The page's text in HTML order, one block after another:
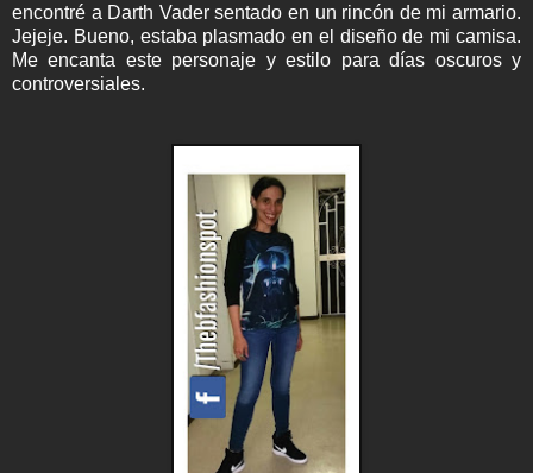
encontré a Darth Vader sentado en un rincón de mi armario.
Jejeje. Bueno, estaba plasmado en el diseño de mi camisa.
Me encanta este personaje y estilo para días oscuros y
controversiales.